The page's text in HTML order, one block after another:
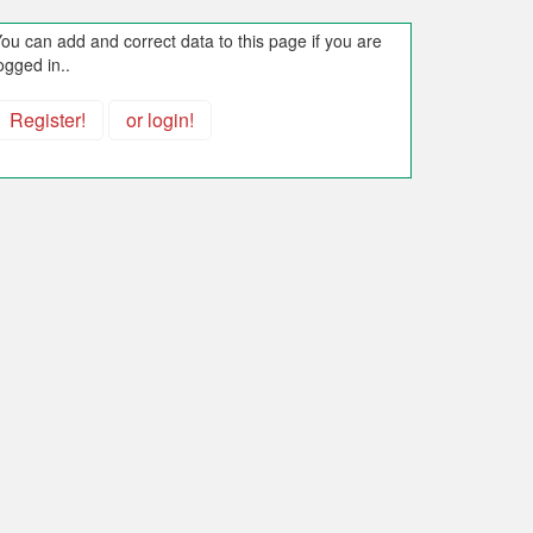
can add and correct data to this page if you are
in..
Register! or login!